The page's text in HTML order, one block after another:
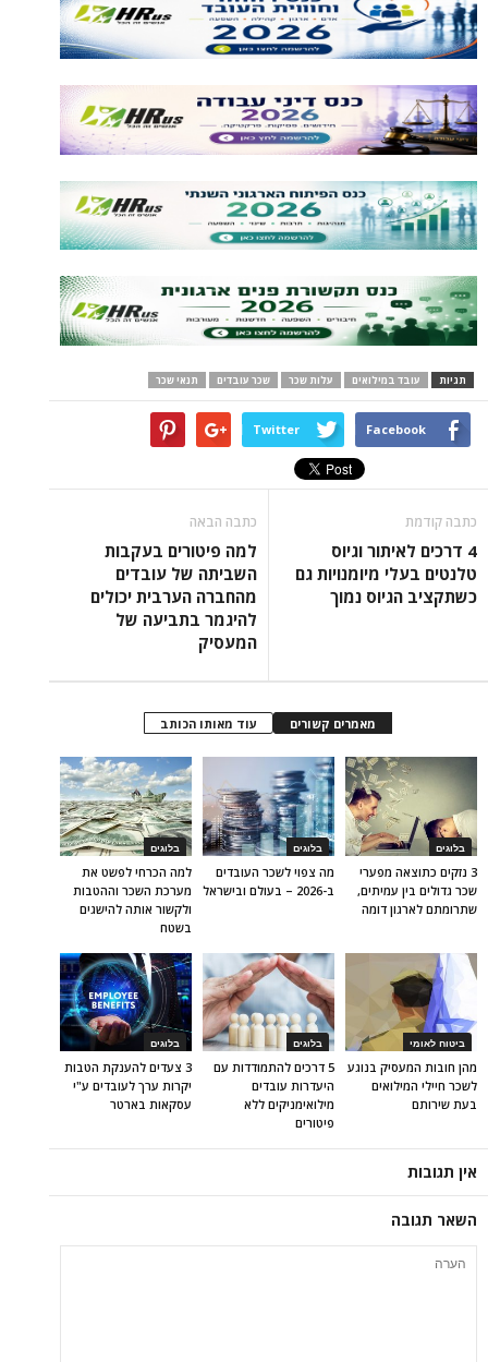
תגיות עובד במילואים עלות שכר שכר עובדים תנאי שכר
Facebook
Twitter
כתבה קודמת
4 דרכים לאיתור וגיוס
טלנטים בעלי מיומנויות גם
כשתקציב הגיוס נמוך
כתבה הבאה
למה פיטורים בעקבות
השביתה של עובדים
מהחברה הערבית יכולים
להיגמר בתביעה של
המעסיק
מאמרים קשורים עוד מאותו הכותב
בלוגים
למה הכרחי לפשט את
מערכת השכר וההטבות
ולקשור אותה להישגים
בשטח
בלוגים
מה צפוי לשכר העובדים
ב-2026 – בעולם ובישראל
בלוגים
3 נזקים כתוצאה מפערי
שכר גדולים בין עמיתים,
שתרומתם לארגון דומה
בלוגים
3 צעדים להענקת הטבות
יקרות ערך לעובדים ע"י
עסקאות בארטר
בלוגים
5 דרכים להתמודדות עם
היעדרות עובדים
מילואימניקים ללא
פיטורים
ביטוח לאומי
מהן חובות המעסיק בנוגע
לשכר חיילי המילואים
בעת שירותם
אין תגובות
השאר תגובה